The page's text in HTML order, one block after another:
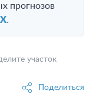
прогнозов
участок
Поделиться